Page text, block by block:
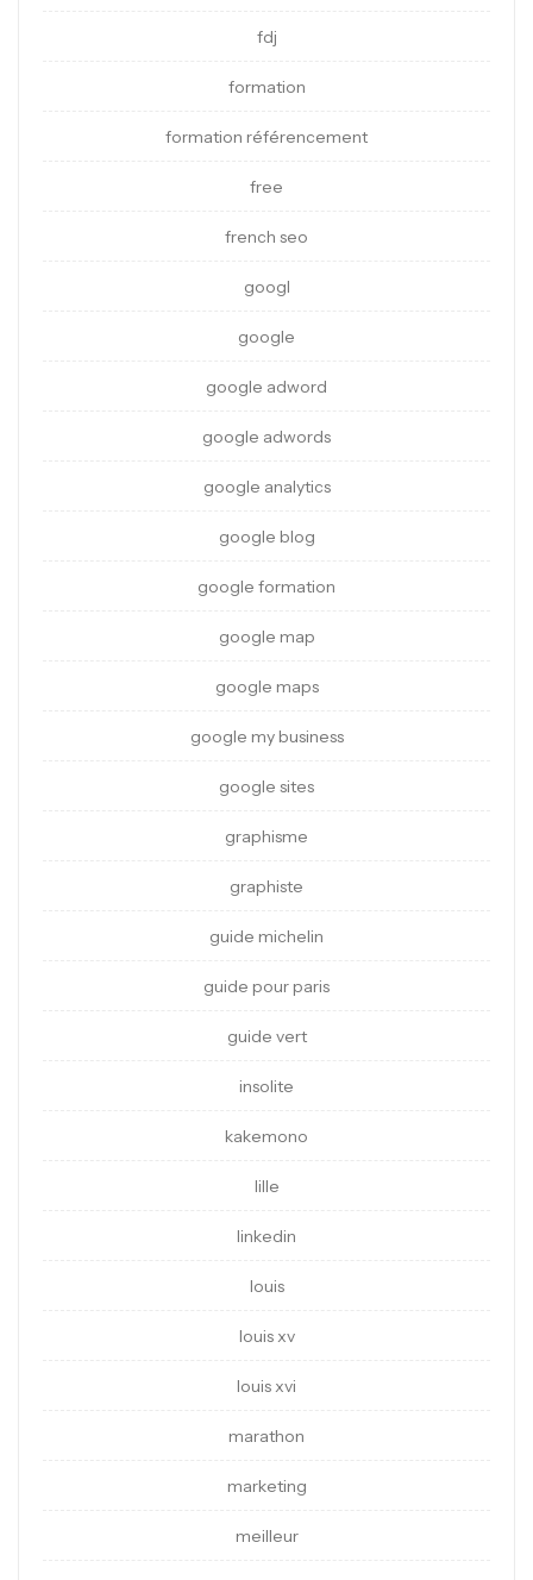
fdj
formation
formation référencement
free
french seo
googl
google
google adword
google adwords
google analytics
google blog
google formation
google map
google maps
google my business
google sites
graphisme
graphiste
guide michelin
guide pour paris
guide vert
insolite
kakemono
lille
linkedin
louis
louis xv
louis xvi
marathon
marketing
meilleur